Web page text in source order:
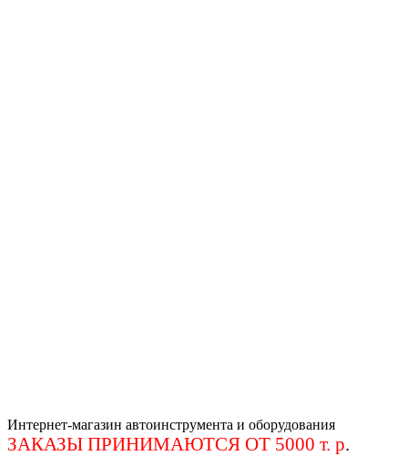
Интернет-магазин автоинструмента и оборудования
ЗАКАЗЫ ПРИНИМАЮТСЯ ОТ 5000 т. р.